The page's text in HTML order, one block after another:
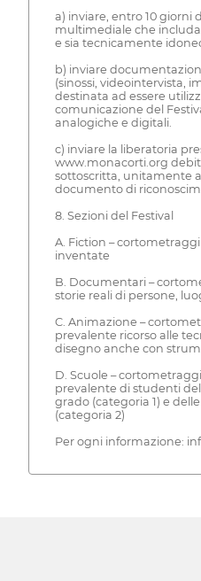
a) inviare, entro 10 giorni
multimediale che
e sia tecnicamente
b) inviare
(sinossi, videointervista,
destinata ad essere
comunicazione del
analogiche e digitali.
c) inviare la liberatoria
www.monacorti.org
sottoscritta, unitamente
documento di
8. Sezioni del Festival
A. Fiction –
inventate
B. Documentari –
storie reali di persone,
C. Animazione –
prevalente ricorso alle
disegno anche con
D. Scuole –
prevalente di studenti
grado (categoria 1) e
(categoria 2)
Per ogni informazione: